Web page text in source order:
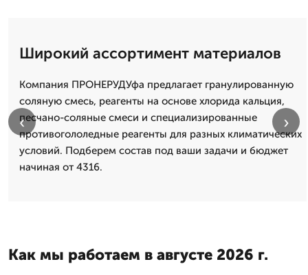
Широкий ассортимент материалов
Компания ПРОНЕРУДУфа предлагает гранулированную
соляную смесь, реагенты на основе хлорида кальция,
песчано-соляные смеси и специализированные
противогололедные реагенты для разных климатических
условий. Подберем состав под ваши задачи и бюджет
начиная от 4316.
‹ ›
Как мы работаем в августе 2026 г.